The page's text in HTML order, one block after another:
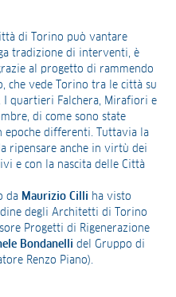
di Torino può vantare
tradizione di interventi, è
al progetto di rammendo
che vede Torino tra le città su
I quartieri Falchera, Mirafiori e
di come sono state
differenti. Tuttavia la
ripensare anche in virtù dei
e con la nascita delle Città
da Maurizio Cilli ha visto
degli Architetti di Torino
Progetti di Rigenerazione
Bondanelli del Gruppo di
Renzo Piano).